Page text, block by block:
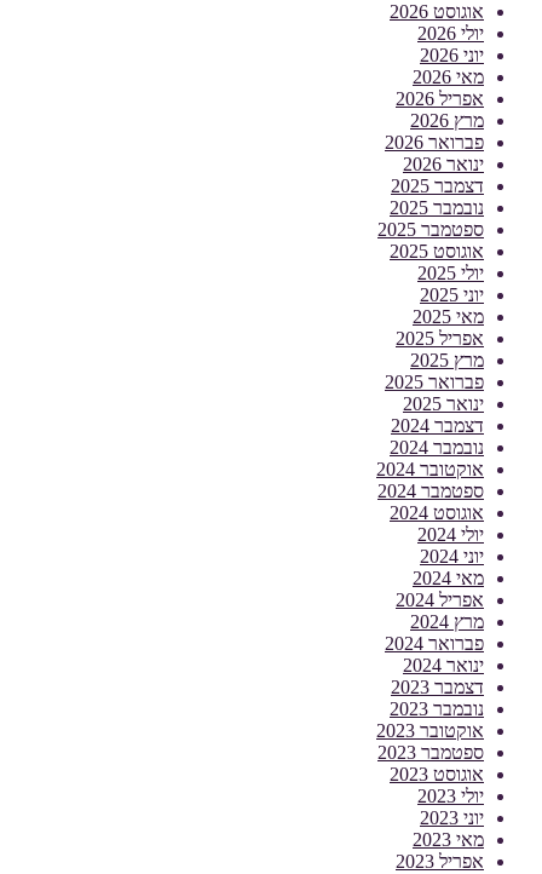
אוגוסט 2026
יולי 2026
יוני 2026
מאי 2026
אפריל 2026
מרץ 2026
פברואר 2026
ינואר 2026
דצמבר 2025
נובמבר 2025
ספטמבר 2025
אוגוסט 2025
יולי 2025
יוני 2025
מאי 2025
אפריל 2025
מרץ 2025
פברואר 2025
ינואר 2025
דצמבר 2024
נובמבר 2024
אוקטובר 2024
ספטמבר 2024
אוגוסט 2024
יולי 2024
יוני 2024
מאי 2024
אפריל 2024
מרץ 2024
פברואר 2024
ינואר 2024
דצמבר 2023
נובמבר 2023
אוקטובר 2023
ספטמבר 2023
אוגוסט 2023
יולי 2023
יוני 2023
מאי 2023
אפריל 2023